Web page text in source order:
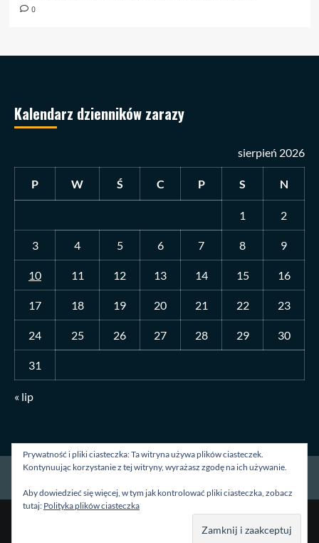
0
Kalendarz dzienników zarazy
sierpień 2026
P W Ś C P S N
1 2
3 4 5 6 7 8 9
10 11 12 13 14 15 16
17 18 19 20 21 22 23
24 25 26 27 28 29 30
31
« lip
Strona główna O mnie Blog Kontakt
Prywatność i pliki ciasteczka: Ta witryna używa plików ciasteczek.
Kontynuując korzystanie z tej witryny, wyrażasz zgodę na ich używanie.
Aby dowiedzieć się więcej, w tym jak kontrolować pliki ciasteczka, zobacz
tutaj: Polityka plików ciasteczka